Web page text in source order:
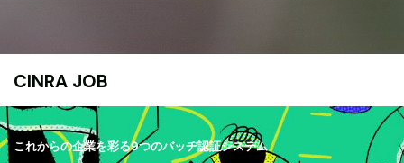
CINRA JOB
これからの企業を彩る9つのバッヂ認証システム